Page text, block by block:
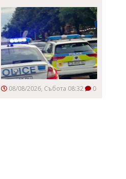
08/08/2026, Събота 08:32 0